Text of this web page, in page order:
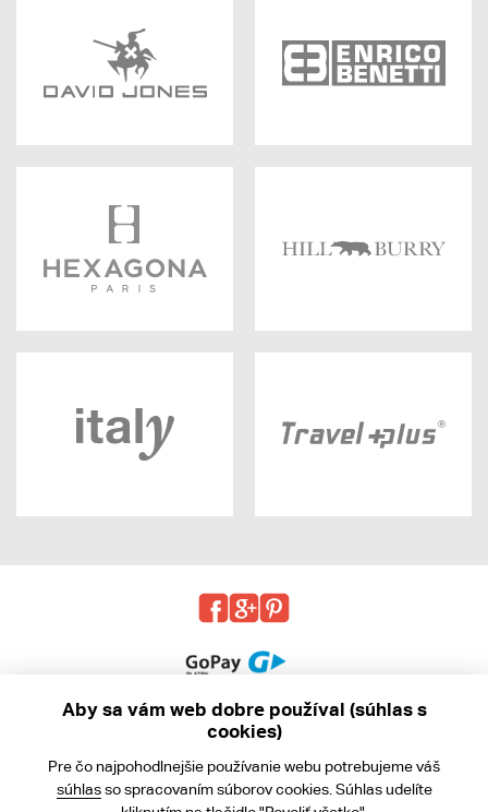
Obchodné podmienky
Aby sa vám web dobre používal (súhlas s
cookies)
Pre čo najpohodlnejšie používanie webu potrebujeme váš
súhlasso spracovaním súborov cookies. Súhlas udelíte